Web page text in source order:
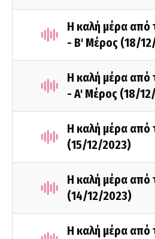
Η καλή μέρα από
- Β' Μέρος (18/
Η καλή μέρα από
- A' Mέρος (18/
Η καλή μέρα από
(15/12/2023)
Η καλή μέρα από
(14/12/2023)
Η καλή μέρα από